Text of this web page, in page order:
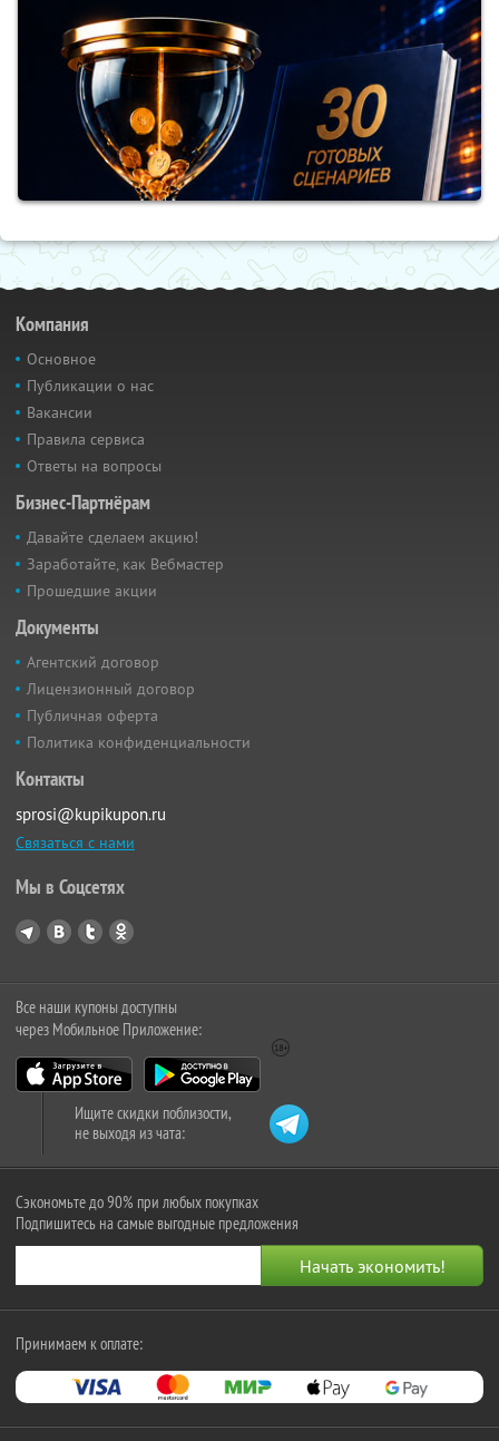
Компания
Основное
Публикации о нас
Вакансии
Правила сервиса
Ответы на вопросы
Бизнес-Партнёрам
Давайте сделаем акцию!
Заработайте, как Вебмастер
Прошедшие акции
Документы
Агентский договор
Лицензионный договор
Публичная оферта
Политика конфиденциальности
Контакты
sprosi@kupikupon.ru
Связаться с нами
Мы в Соцсетях
Все наши купоны доступны
через Мобильное Приложение:
Ищите скидки поблизости,
не выходя из чата:
Сэкономьте до 90% при любых покупках
Подпишитесь на самые выгодные предложения
Принимаем к оплате: